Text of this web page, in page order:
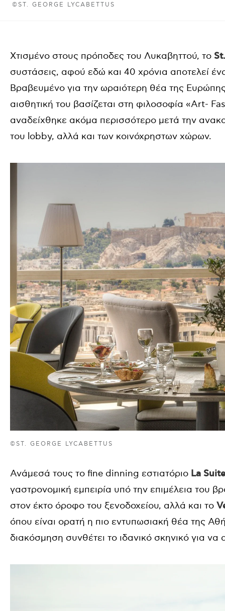
©ST. GEORGE LYCABETTUS
Χτισμένο στους πρόποδες του Λυκαβηττού, το
συστάσεις, αφού εδώ και 40 χρόνια αποτελεί
Βραβευμένο για την ωραιότερη θέα της
αισθητική του βασίζεται στη φιλοσοφία «Art-
αναδείχθηκε ακόμα περισσότερο μετά την
του lobby, αλλά και των κοινόχρηστων χώρων.
©ST. GEORGE LYCABETTUS
Ανάμεσά τους το fine dinning εστιατόριο La
γαστρονομική εμπειρία υπό την επιμέλεια του
στον έκτο όροφο του ξενοδοχείου, αλλά και το
όπου είναι ορατή η πιο εντυπωσιακή θέα της
διακόσμηση συνθέτει το ιδανικό σκηνικό για